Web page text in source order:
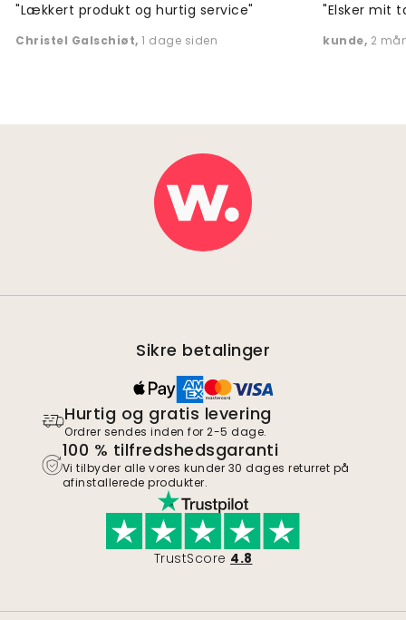
"Lækkert produkt og hurtig service"
Christel Galschiøt, 1 dage siden
"Elsker mit
kunde, 2
Sikre betalinger
Hurtig og gratis levering
Ordrer sendes inden for 2-5 dage.
100 % tilfredshedsgaranti
Vi tilbyder alle vores kunder 30 dages returret på
afinstallerede produkter.
TrustScore 4.8